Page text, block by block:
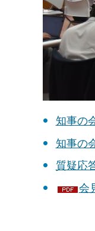
知事の
知事の
質疑応
会